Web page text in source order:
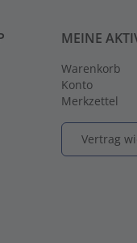
MEINE
Warenkorb
Konto
Merkzettel
Vertrag